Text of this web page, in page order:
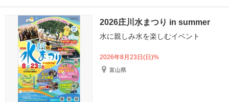
2026庄川水まつり in summer
水に親しみ水を楽しむイベント
2026年8月23日(日)%
富山県